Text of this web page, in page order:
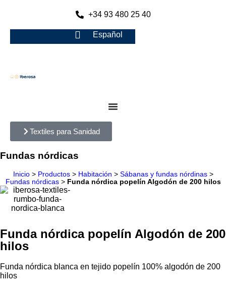
+34 93 480 25 40
Español
Textiles para Sanidad
Fundas nórdicas
Inicio> Productos> Habitación > Sábanas y fundas nórdinas>
Fundas nórdicas> Funda nórdica popelín Algodón de 200 hilos
Funda nórdica popelín Algodón de 200
hilos
Funda nórdica blanca en tejido popelín 100% algodón de 200
hilos